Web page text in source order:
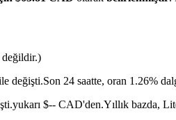
emtia türevleri
değişti.Son 24 saatte, oran 1.26%
$-- CAD'den.Yıllık bazda,